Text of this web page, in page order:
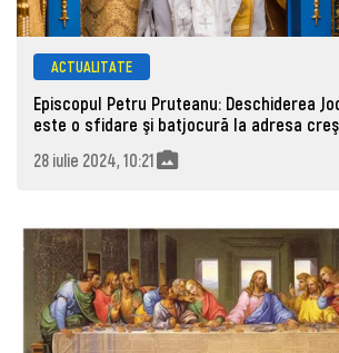
ACTUALITATE
Episcopul Petru Pruteanu: Deschiderea
este o sfidare şi batjocură la adresa
28 iulie 2024, 10:21